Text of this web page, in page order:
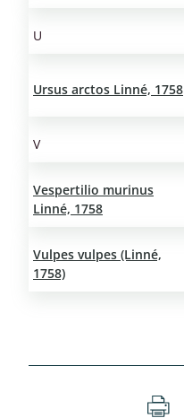
U
Ursus arctos Linné, 1758
V
Vespertilio murinus
Linné, 1758
Vulpes vulpes (Linné,
1758)